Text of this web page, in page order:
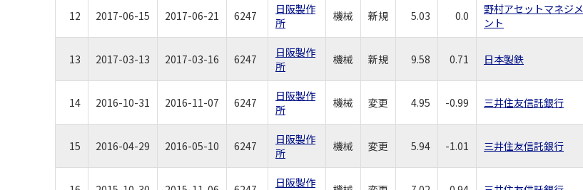
12 2017-06-15 2017-06-21 6247
日阪製作
所
機械 新規 5.03 0.0
野村アセットマネジメ
ント
13 2017-03-13 2017-03-16 6247
日阪製作
所
機械 新規 9.58 0.71 日本製鉄
14 2016-10-31 2016-11-07 6247
日阪製作
所
機械 変更 4.95 -0.99 三井住友信託銀行
15 2016-04-29 2016-05-10 6247
日阪製作
所
機械 変更 5.94 -1.01 三井住友信託銀行
日阪製作